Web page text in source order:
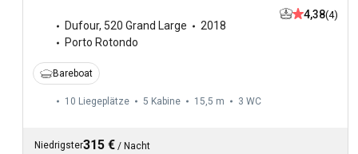
Dufour, 520 Grand Large
2018
Porto Rotondo
4,38(4)
Bareboat
10 Liegeplätze 5 Kabine 15,5 m 3 WC
Niedrigster315 € / Nacht